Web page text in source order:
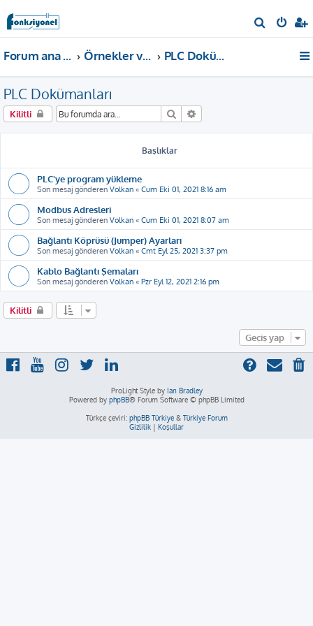
r
Forum ana sayfa Örnekler ve Dokümanlar PLC Dokümanları
PLC Dokümanları
Kilitli Ara
Başlıklar
PLC'ye program yükleme
Son mesaj gönderen Volkan « Cum Eki 01, 2021 8:16 am
Modbus Adresleri
Son mesaj gönderen Volkan « Cum Eki 01, 2021 8:07 am
Bağlantı Köprüsü (Jumper) Ayarları
Son mesaj gönderen Volkan « Cmt Eyl 25, 2021 3:37 pm
Kablo Bağlantı Şemaları
Son mesaj gönderen Volkan « Pzr Eyl 12, 2021 2:16 pm
Kilitli
Geçiş yap
ProLight Style by Ian Bradley
Powered by phpBB® Forum Software © phpBB Limited
Türkçe çeviri: phpBB Türkiye& Türkiye Forum
Gizlilik | Koşullar